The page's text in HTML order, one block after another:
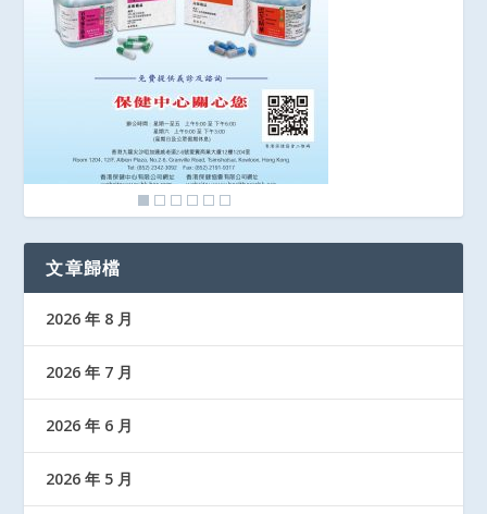
文章歸檔
2026 年 8 月
2026 年 7 月
2026 年 6 月
2026 年 5 月